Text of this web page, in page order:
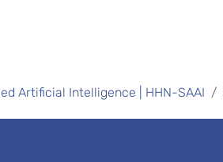
Artificial Intelligence | HHN-SAAI